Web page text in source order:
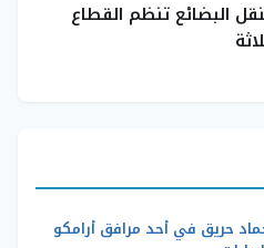
البضائع تنظم القطاع
حريق في أحد مرافق أرامكو